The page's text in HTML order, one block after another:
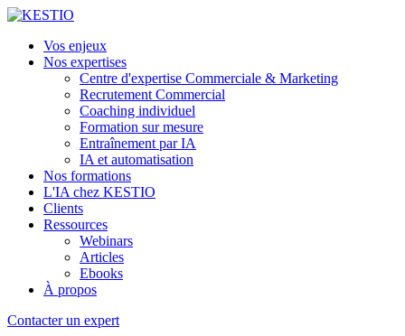
Vos enjeux
Nos expertises
Centre d'expertise Commerciale & Marketing
Recrutement Commercial
Coaching individuel
Formation sur mesure
Entraînement par IA
IA et automatisation
Nos formations
L'IA chez KESTIO
Clients
Ressources
Webinars
Articles
Ebooks
À propos
Contacter un expert